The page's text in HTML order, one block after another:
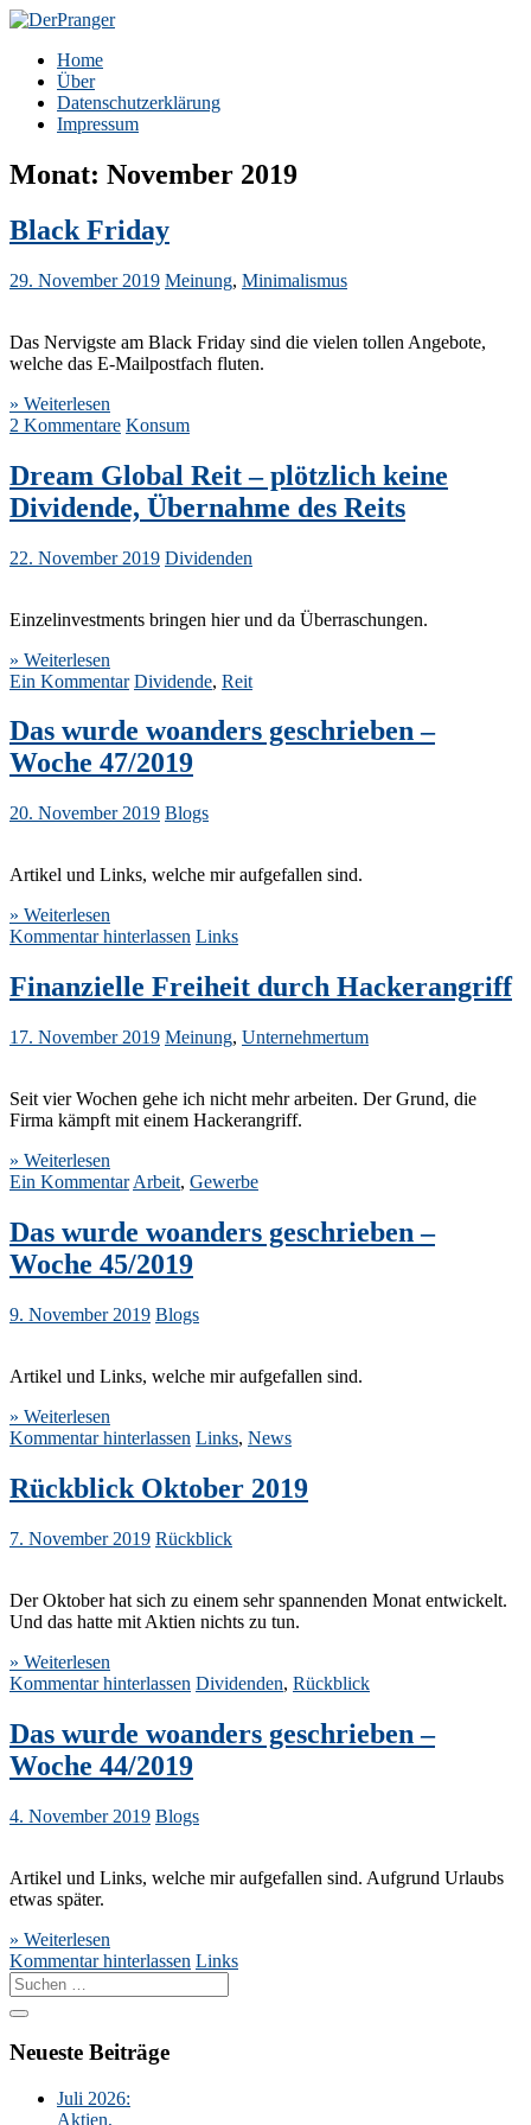
Zum
springen
DerPranger
Finanzen, Freiheit, Prangerei
Home
Über
Datenschutzerklärung
Impressum
Monat: November 2019
Black Friday
29. November 2019 Meinung, Minimalismus
Das Nervigste am Black Friday sind die vielen tollen Angebote,
welche das E-Mailpostfach fluten.
» Weiterlesen
2 Kommentare Konsum
Dream Global Reit – plötzlich keine
Dividende, Übernahme des Reits
22. November 2019 Dividenden
Einzelinvestments bringen hier und da Überraschungen.
» Weiterlesen
Ein Kommentar Dividende, Reit
Das wurde woanders geschrieben –
Woche 47/2019
20. November 2019 Blogs
Artikel und Links, welche mir aufgefallen sind.
» Weiterlesen
Kommentar hinterlassen Links
Finanzielle Freiheit durch Hackerangriff
17. November 2019 Meinung, Unternehmertum
Seit vier Wochen gehe ich nicht mehr arbeiten. Der Grund, die
Firma kämpft mit einem Hackerangriff.
» Weiterlesen
Ein Kommentar Arbeit, Gewerbe
Das wurde woanders geschrieben –
Woche 45/2019
9. November 2019 Blogs
Artikel und Links, welche mir aufgefallen sind.
» Weiterlesen
Kommentar hinterlassen Links, News
Rückblick Oktober 2019
7. November 2019 Rückblick
Der Oktober hat sich zu einem sehr spannenden Monat entwickelt.
Und das hatte mit Aktien nichts zu tun.
» Weiterlesen
Kommentar hinterlassen Dividenden, Rückblick
Das wurde woanders geschrieben –
Woche 44/2019
4. November 2019 Blogs
Artikel und Links, welche mir aufgefallen sind. Aufgrund Urlaubs
etwas später.
» Weiterlesen
Kommentar hinterlassen Links
Suche
nach:
Neueste Beiträge
Juli 2026:
Aktien,